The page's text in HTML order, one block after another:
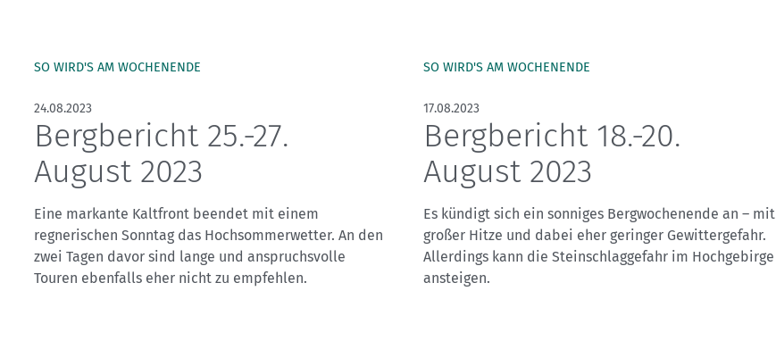
SO WIRD'S AM WOCHENENDE
24.08.2023
Bergbericht 25.-27.
August 2023
Eine markante Kaltfront beendet mit einem
regnerischen Sonntag das Hochsommerwetter. An den
zwei Tagen davor sind lange und anspruchsvolle
Touren ebenfalls eher nicht zu empfehlen.
SO WIRD'S AM WOCHENENDE
17.08.2023
Bergbericht 18.-20.
August 2023
Es kündigt sich ein sonniges Bergwochenende an – mit
großer Hitze und dabei eher geringer Gewittergefahr.
Allerdings kann die Steinschlaggefahr im Hochgebirge
ansteigen.